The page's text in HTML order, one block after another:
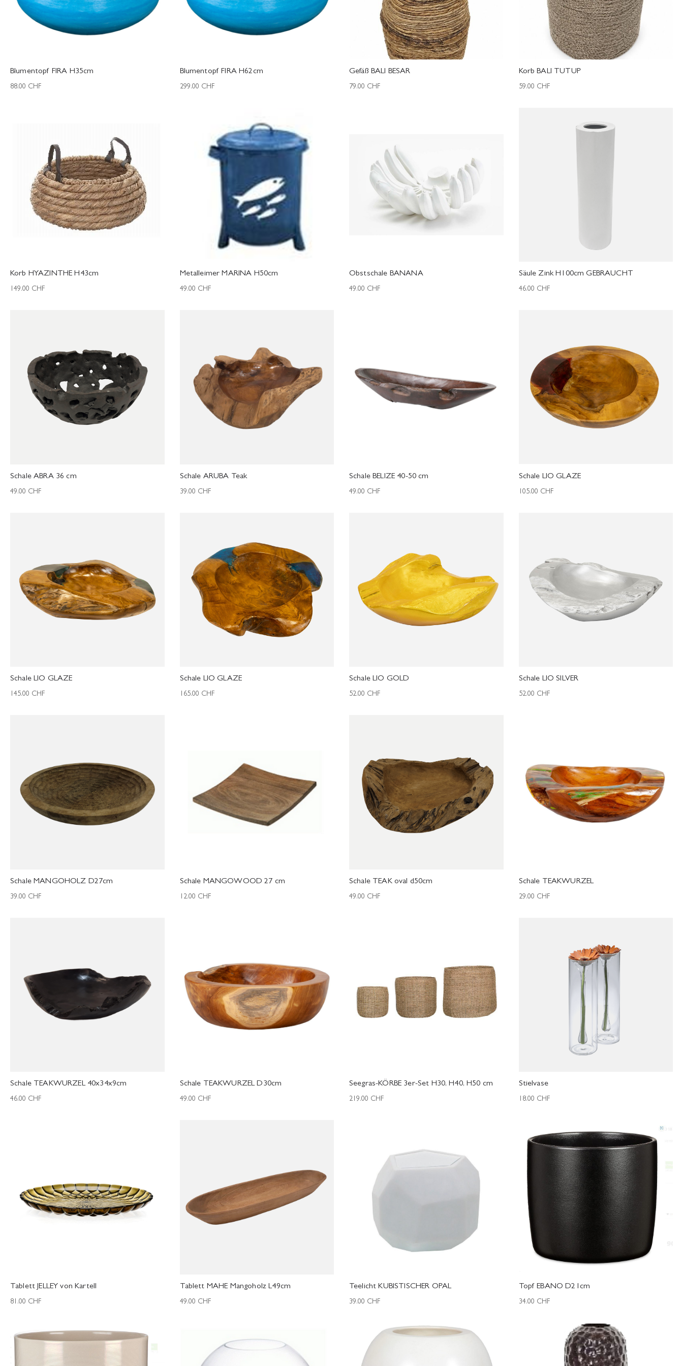
Blumentopf FIRA H35cm
88.00 CHF
Blumentopf FIRA H62cm
299.00 CHF
Gefäß BALI BESAR
79.00 CHF
Korb BALI TUTUP
59.00 CHF
Korb HYAZINTHE H43cm
149.00 CHF
Metalleimer MARINA H50cm
49.00 CHF
Obstschale BANANA
49.00 CHF
Säule Zink H100cm GEBRAUCHT
46.00 CHF
Schale ABRA 36 cm
49.00 CHF
Schale ARUBA Teak
39.00 CHF
Schale BELIZE 40-50 cm
49.00 CHF
Schale LIO GLAZE
105.00 CHF
Schale LIO GLAZE
145.00 CHF
Schale LIO GLAZE
165.00 CHF
Schale LIO GOLD
52.00 CHF
Schale LIO SILVER
52.00 CHF
Schale MANGOHOLZ D27cm
39.00 CHF
Schale MANGOWOOD 27 cm
12.00 CHF
Schale TEAK oval d50cm
49.00 CHF
Schale TEAKWURZEL
29.00 CHF
Schale TEAKWURZEL 40x34x9cm
46.00 CHF
Schale TEAKWURZEL D30cm
49.00 CHF
Seegras-KÖRBE 3er-Set H30, H40, H50 cm
219.00 CHF
Stielvase
18.00 CHF
Tablett JELLEY von Kartell
81.00 CHF
Tablett MAHE Mangoholz L49cm
49.00 CHF
Teelicht KUBISTISCHER OPAL
39.00 CHF
Topf EBANO D21cm
34.00 CHF